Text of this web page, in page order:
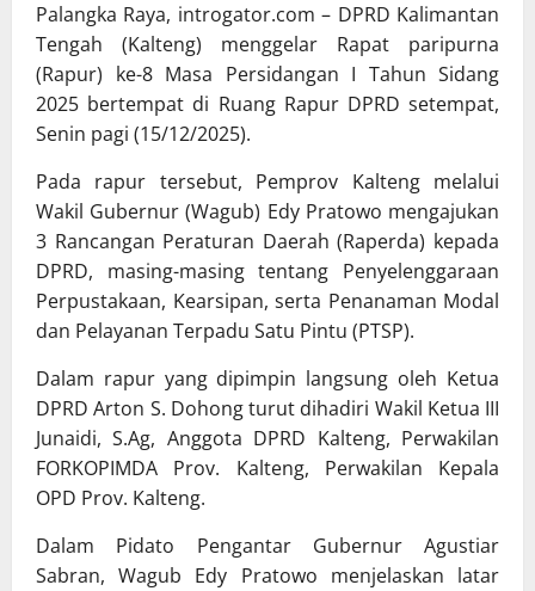
Palangka Raya, introgator.com – DPRD Kalimantan
Tengah (Kalteng) menggelar Rapat paripurna
(Rapur) ke-8 Masa Persidangan I Tahun Sidang
2025 bertempat di Ruang Rapur DPRD setempat,
Senin pagi (15/12/2025).
Pada rapur tersebut, Pemprov Kalteng melalui
Wakil Gubernur (Wagub) Edy Pratowo mengajukan
3 Rancangan Peraturan Daerah (Raperda) kepada
DPRD, masing-masing tentang Penyelenggaraan
Perpustakaan, Kearsipan, serta Penanaman Modal
dan Pelayanan Terpadu Satu Pintu (PTSP).
Dalam rapur yang dipimpin langsung oleh Ketua
DPRD Arton S. Dohong turut dihadiri Wakil Ketua III
Junaidi, S.Ag, Anggota DPRD Kalteng, Perwakilan
FORKOPIMDA Prov. Kalteng, Perwakilan Kepala
OPD Prov. Kalteng.
Dalam Pidato Pengantar Gubernur Agustiar
Sabran, Wagub Edy Pratowo menjelaskan latar